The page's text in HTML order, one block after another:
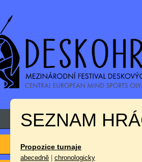
SEZNAM
Propozice turnaje
abecedně chronologicky